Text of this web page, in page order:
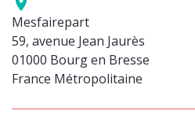
Mesfairepart
59, avenue Jean Jaurès
01000 Bourg en Bresse
France Métropolitaine